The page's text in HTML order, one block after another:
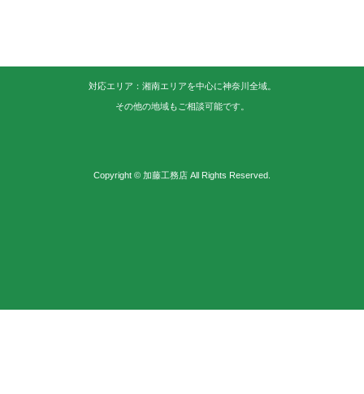
対応エリア：湘南エリアを中心に神奈川全域。
その他の地域もご相談可能です。
Copyright © 加藤工務店 All Rights Reserved.